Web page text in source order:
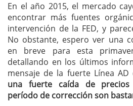
En el año 2015, el mercado
encontrar más fuentes
intervención de la FED, y
No obstante, espero ver una
en breve para esta
detallando en los últimos
mensaje de la fuerte Línea AD
una fuerte caída de
período de corrección son